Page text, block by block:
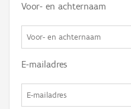
Voor- en achternaam
E-mailadres